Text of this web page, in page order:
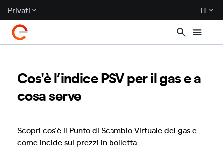
Privati IT
Cos'è l’indice PSV per il gas e a
cosa serve
Scopri cos'è il Punto di Scambio Virtuale del gas e
come incide sui prezzi in bolletta